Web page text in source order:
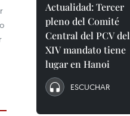
Actualidad: Tercer
pleno del Comité
Central del PCV del
XIV mandato tiene
lugar en Hanoi
ESCUCHAR